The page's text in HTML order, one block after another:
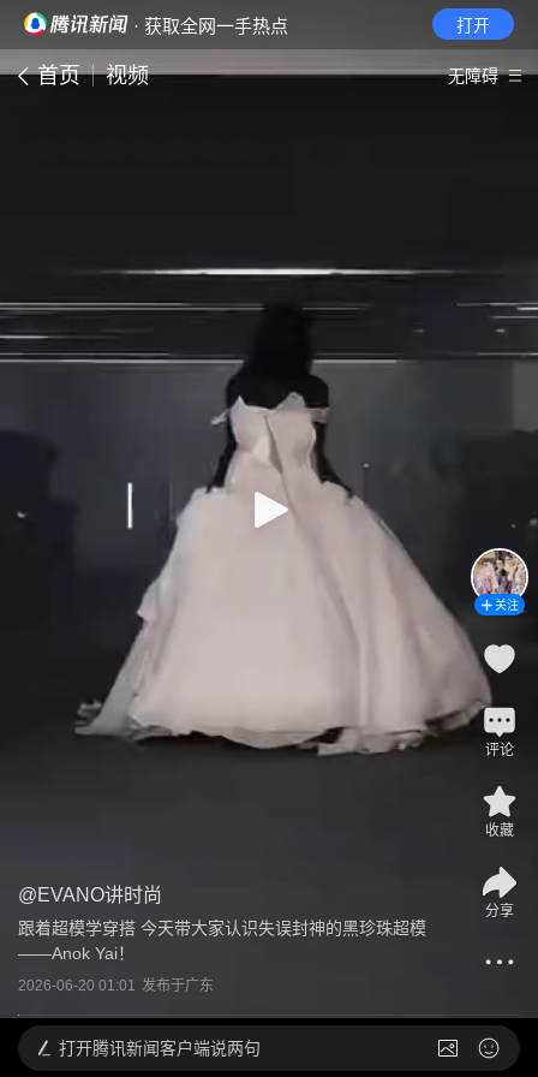
· 获取全网一手热点 打开
首页 视频 无障碍
@EVANO讲时尚
跟着超模学穿搭 今天带大家认识失误封神的黑珍珠超模
——Anok Yai！
2026-06-20 01:01 发布于广东
关注
评论
收藏
分享
打开腾讯新闻客户端说两句